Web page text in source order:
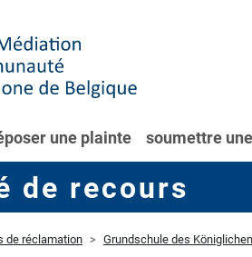
une plainte soumettre
de recours
de réclamation Grundschule des